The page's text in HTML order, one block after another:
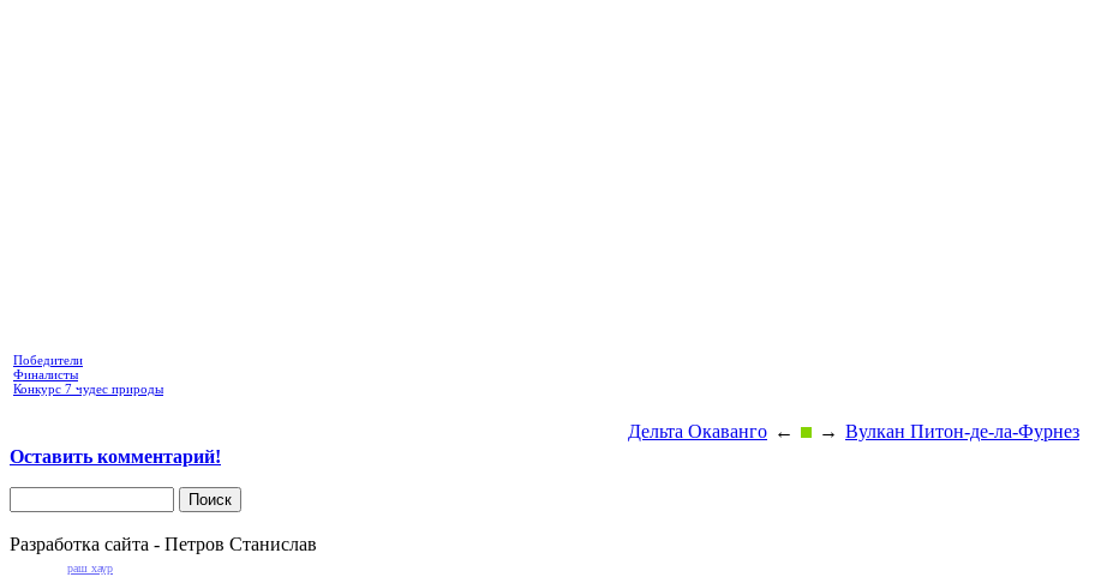
Победители
Финалисты
Конкурс 7 чудес природы
Дельта Окаванго ← → Вулкан Питон-де-ла-Фурнез
Оставить комментарий!
Разработка сайта - Петров Станислав
раш хаур